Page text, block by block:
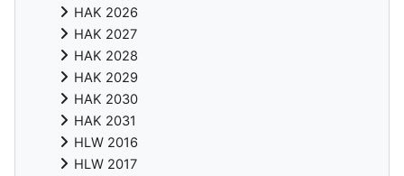
HAK 2026
HAK 2027
HAK 2028
HAK 2029
HAK 2030
HAK 2031
HLW 2016
HLW 2017